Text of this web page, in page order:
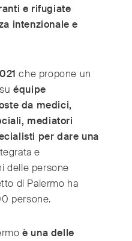
e rifugiate
intenzionale e
che propone un
suéquipe
da medici,
mediatori
per dare una
e
delle persone
di Palermo ha
persone.
è una delle